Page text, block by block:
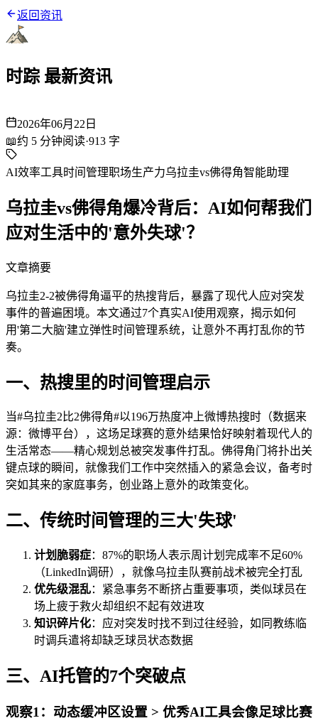
返回资讯
时踪 最新资讯
2026年06月22日
📖约 5 分钟阅读·913 字
AI效率工具时间管理职场生产力乌拉圭vs佛得角智能助理
乌拉圭vs佛得角爆冷背后：AI如何帮我们
应对生活中的'意外失球'？
文章摘要
乌拉圭2-2被佛得角逼平的热搜背后，暴露了现代人应对突发
事件的普遍困境。本文通过7个真实AI使用观察，揭示如何
用'第二大脑'建立弹性时间管理系统，让意外不再打乱你的节
奏。
一、热搜里的时间管理启示
当#乌拉圭2比2佛得角#以196万热度冲上微博热搜时（数据来
源：微博平台），这场足球赛的意外结果恰好映射着现代人的
生活常态——精心规划总被突发事件打乱。佛得角门将扑出关
键点球的瞬间，就像我们工作中突然插入的紧急会议，备考时
突如其来的家庭事务，创业路上意外的政策变化。
二、传统时间管理的三大'失球'
计划脆弱症：87%的职场人表示周计划完成率不足60%
（LinkedIn调研），就像乌拉圭队赛前战术被完全打乱
优先级混乱：紧急事务不断挤占重要事项，类似球员在
场上疲于救火却组织不起有效进攻
知识碎片化：应对突发时找不到过往经验，如同教练临
时调兵遣将却缺乏球员状态数据
三、AI托管的7个突破点
观察1：动态缓冲区设置 > 优秀AI工具会像足球比赛